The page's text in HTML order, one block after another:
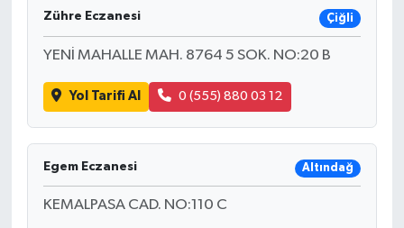
Zühre Eczanesi Çiğli
YENİ MAHALLE MAH. 8764 5 SOK. NO:20 B
Yol Tarifi Al 0 (555) 880 03 12
Egem Eczanesi Altındağ
KEMALPASA CAD. NO:110 C